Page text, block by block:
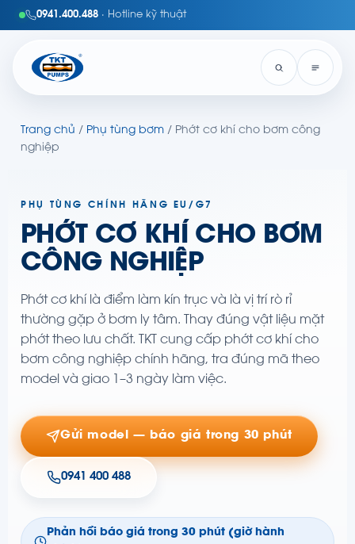
0941.400.488 · Hotline kỹ thuật
Trang chủ / Phụ tùng bơm / Phớt cơ khí cho bơm công
nghiệp
PHỤ TÙNG CHÍNH HÃNG EU/G7
PHỚT CƠ KHÍ CHO BƠM
CÔNG NGHIỆP
Phớt cơ khí là điểm làm kín trục và là vị trí rò rỉ
thường gặp ở bơm ly tâm. Thay đúng vật liệu mặt
phớt theo lưu chất. TKT cung cấp phớt cơ khí cho
bơm công nghiệp chính hãng, tra đúng mã theo
model và giao 1–3 ngày làm việc.
Gửi model — báo giá trong 30 phút
0941 400 488
Phản hồi báo giá trong 30 phút (giờ hành